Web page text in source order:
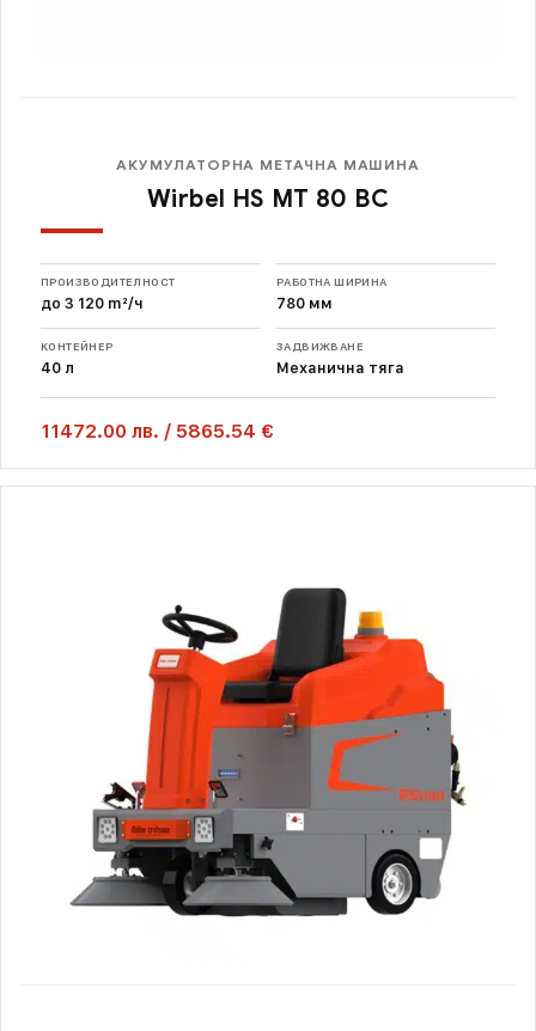
АКУМУЛАТОРНА МЕТАЧНА МАШИНА
Wirbel HS MT 80 BC
ПРОИЗВОДИТЕЛНОСТ
до 3 120 m²/ч
РАБОТНА ШИРИНА
780 мм
КОНТЕЙНЕР
40 л
ЗАДВИЖВАНЕ
Механична тяга
11472.00 лв. / 5865.54 €